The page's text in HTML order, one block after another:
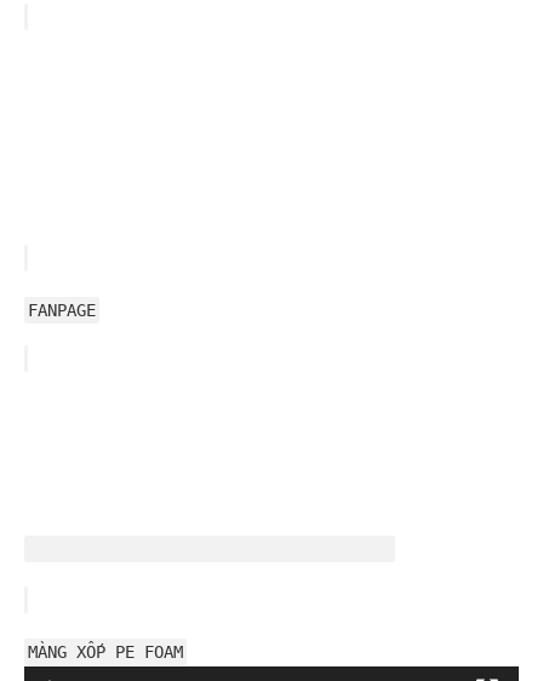
FANPAGE
MÀNG XỐP PE FOAM